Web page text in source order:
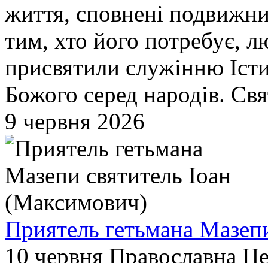
життя, сповнені
тим, хто його потребує,
присвятили служінню
Божого серед народів.
9 червня 2026
Приятель гетьмана
10 червня Православна